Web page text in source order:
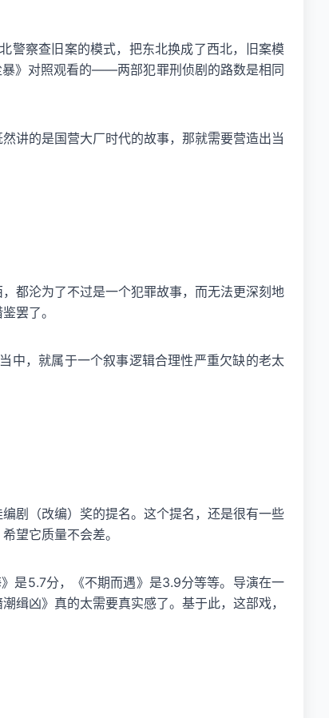
警察查旧案的模式，把东北换成了西北，旧案模
暴》对照观看的——两部犯罪刑侦剧的路数是相同
讲的是国营大厂时代的故事，那就需要营造出当
都沦为了不过是一个犯罪故事，而无法更深刻地
罢了。
中，就属于一个叙事逻辑合理性严重欠缺的老太
剧（改编）奖的提名。这个提名，还是很有一些
望它质量不会差。
是5.7分，《不期而遇》是3.9分等等。导演在一
缉凶》真的太需要真实感了。基于此，这部戏，